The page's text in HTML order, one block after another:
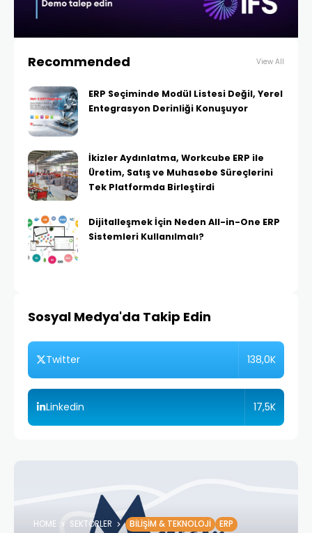
Recommended View All
ERP Seçiminde Modül Listesi Değil, Yerel
Entegrasyon Derinliği Konuşuyor
İkizler Aydınlatma, Workcube ERP ile
Üretim, Satış ve Muhasebe Süreçlerini
Tek Platformda Birleştirdi
Dijitalleşmek İçin Neden All-in-One ERP
Sistemleri Kullanılmalı?
Sosyal Medya'da Takip Edin
Twitter 138,0K
Linkedin 17,5K
HOME SEKTÖRLER BILIŞIM & TEKNOLOJI ERP